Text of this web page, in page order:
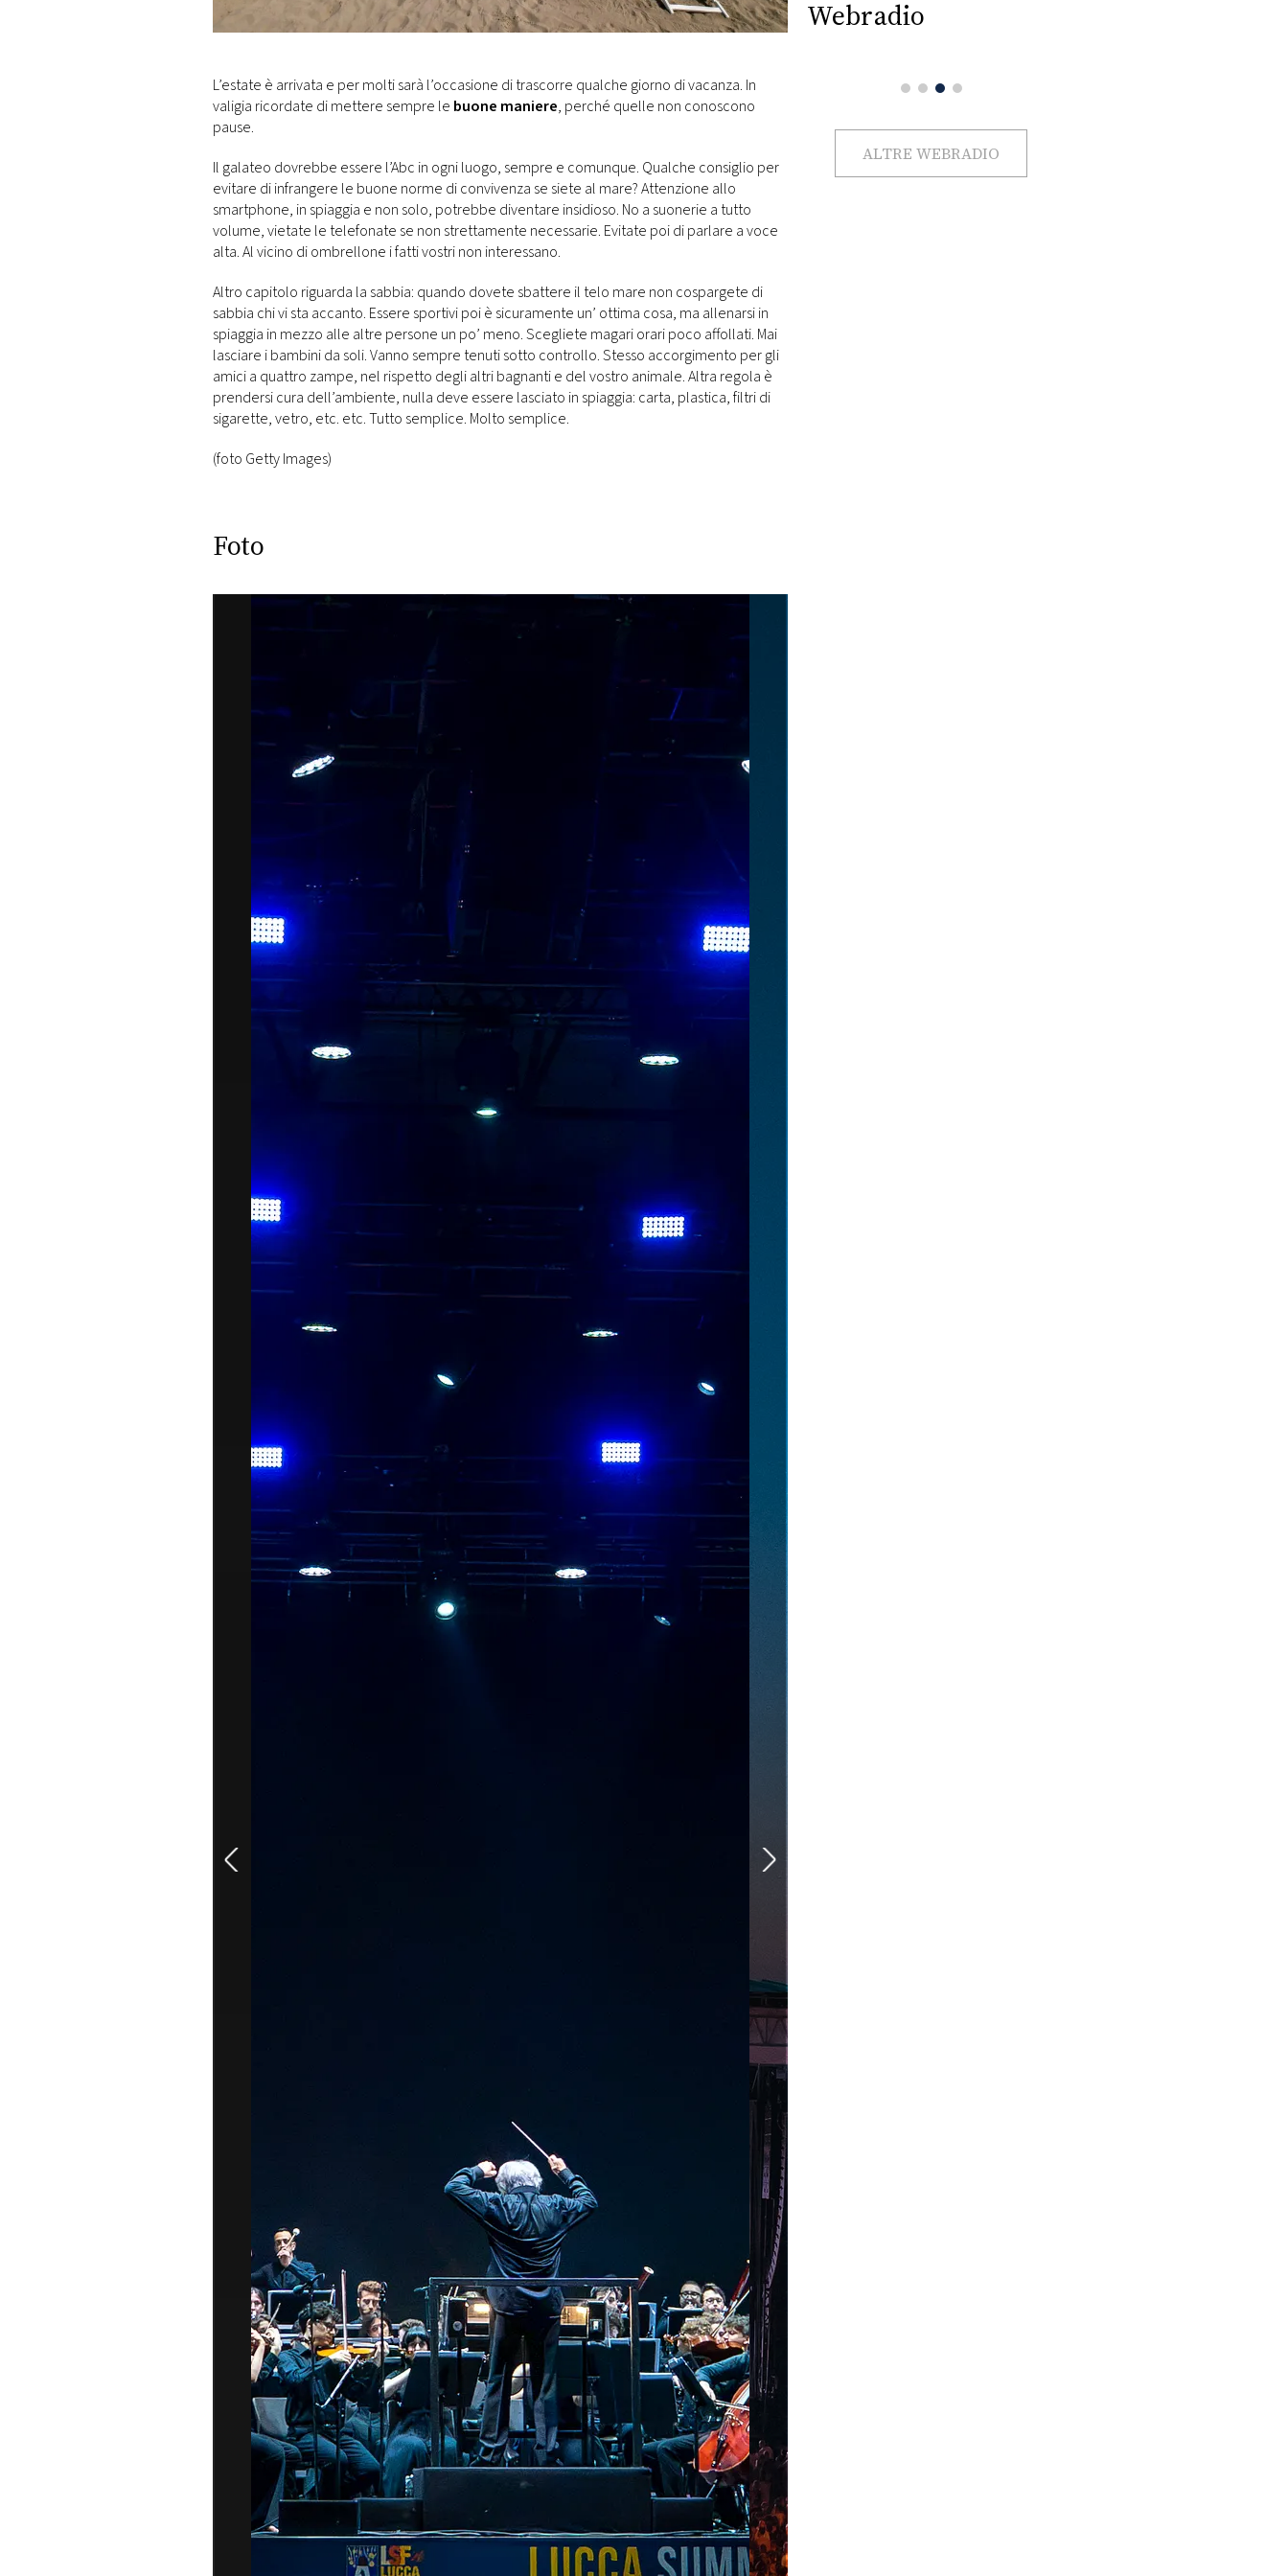
MONACO
RMC
CONSIGLIA
L’estate è arrivata e per molti sarà l’occasione di trascorre qualche giorno di vacanza. In
valigia ricordate di mettere sempre le buone maniere, perché quelle non conoscono
pause.
Il galateo dovrebbe essere l’Abc in ogni luogo, sempre e comunque. Qualche consiglio per
evitare di infrangere le buone norme di convivenza se siete al mare? Attenzione allo
smartphone, in spiaggia e non solo, potrebbe diventare insidioso. No a suonerie a tutto
volume, vietate le telefonate se non strettamente necessarie. Evitate poi di parlare a voce
alta. Al vicino di ombrellone i fatti vostri non interessano.
Altro capitolo riguarda la sabbia: quando dovete sbattere il telo mare non cospargete di
sabbia chi vi sta accanto. Essere sportivi poi è sicuramente un’ ottima cosa, ma allenarsi in
spiaggia in mezzo alle altre persone un po’ meno. Scegliete magari orari poco affollati. Mai
lasciare i bambini da soli. Vanno sempre tenuti sotto controllo. Stesso accorgimento per gli
amici a quattro zampe, nel rispetto degli altri bagnanti e del vostro animale. Altra regola è
prendersi cura dell’ambiente, nulla deve essere lasciato in spiaggia: carta, plastica, filtri di
sigarette, vetro, etc. etc. Tutto semplice. Molto semplice.
(foto Getty Images)
Foto
Webradio
ALTRE WEBRADIO